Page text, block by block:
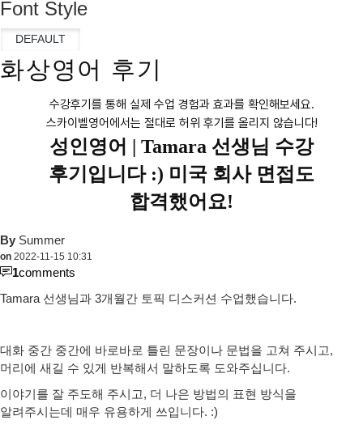
Font Style
화상영어 후기
수강후기를 통해 실제 수업 경험과 효과를 확인해보세요.
스카이벨영어에서는 절대로 허위 후기를 올리지 않습니다!
성인영어 | Tamara 선생님 수강
후기입니다 :) 미국 회사 면접도
합격했어요!
By Summer
on 2022-11-15 10:31
1comments
Tamara 선생님과 3개월간 토픽 디스커션 수업했습니다.
대화 중간 중간에 바로바로 틀린 문장이나 문법을 고쳐 주시고,
머리에 새길 수 있게 반복해서 말하도록 도와주십니다.
이야기를 잘 주도해 주시고, 더 나은 방법의 표현 방식을
알려주시는데 매우 유용하게 쓰입니다. :)